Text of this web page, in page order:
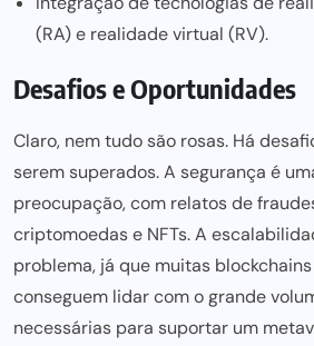
(RA) e realidade virtual (RV).
Desafios e Oportunidades
Claro, nem tudo são rosas. Há
serem superados. A segurança é
preocupação, com relatos de
criptomoedas e NFTs. A
problema, já que muitas blockchains
conseguem lidar com o grande
necessárias para suportar um